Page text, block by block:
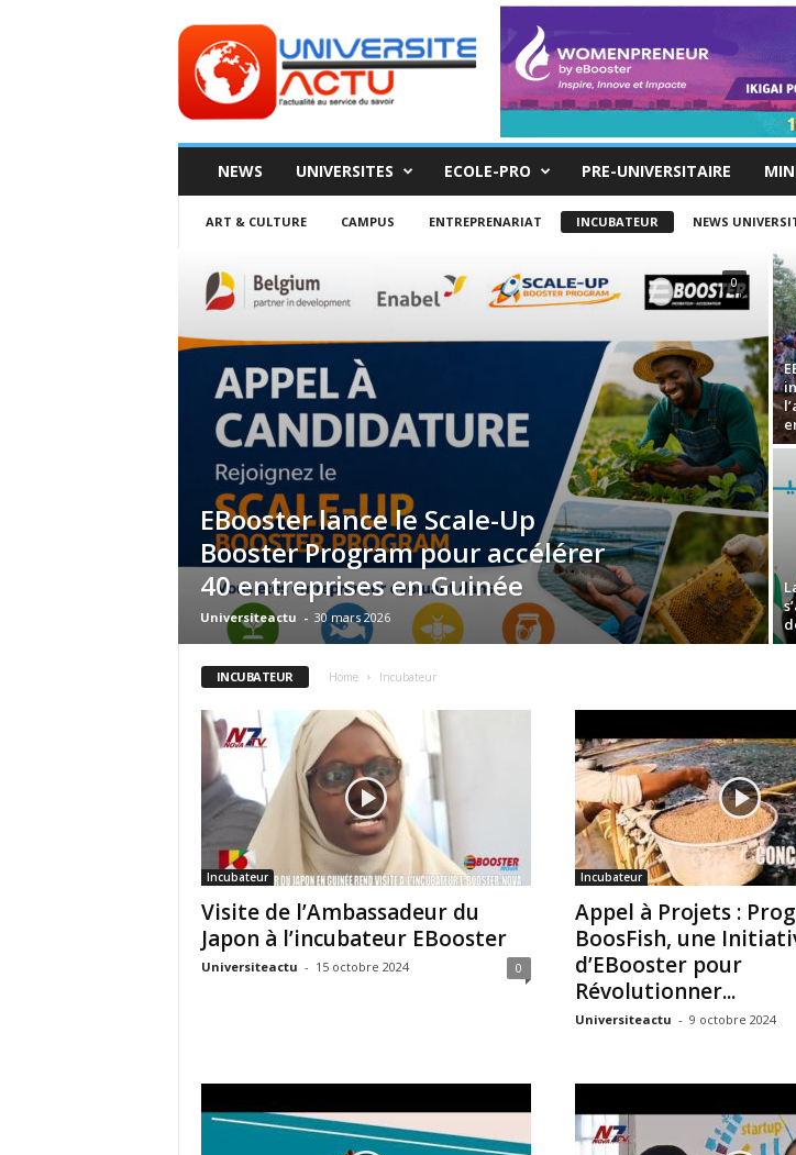
ACTU
NEWS UNIVERSITES ECOLE-PRO PRE-UNIVERSITAIRE
ART & CULTURE CAMPUS ENTREPRENARIAT INCUBATEUR NEWS
EBooster lance le Scale-Up
Booster Program pour accélérer
40 entreprises en Guinée
Universiteactu - 30 mars 2026
0
INCUBATEUR Home Incubateur
Incubateur
Visite de l’Ambassadeur du
Japon à l’incubateur EBooster
Universiteactu - 15 octobre 2024 0
Incubateur
Appel à Projets :
BoosFish, une
d’EBooster pour
Révolutionner...
Universiteactu - 9 octobre 2024